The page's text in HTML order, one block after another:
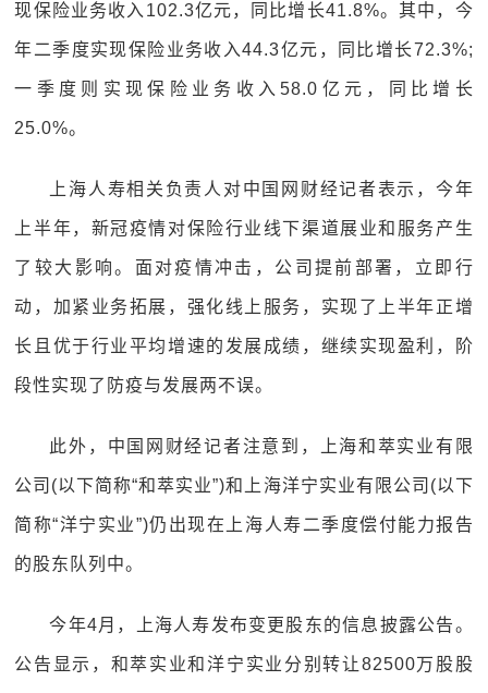
现保险业务收入102.3亿元，同比增长41.8%。其中，今
年二季度实现保险业务收入44.3亿元，同比增长72.3%;
一季度则实现保险业务收入58.0亿元，同比增长
25.0%。
上海人寿相关负责人对中国网财经记者表示，今年
上半年，新冠疫情对保险行业线下渠道展业和服务产生
了较大影响。面对疫情冲击，公司提前部署，立即行
动，加紧业务拓展，强化线上服务，实现了上半年正增
长且优于行业平均增速的发展成绩，继续实现盈利，阶
段性实现了防疫与发展两不误。
此外，中国网财经记者注意到，上海和萃实业有限
公司(以下简称“和萃实业”)和上海洋宁实业有限公司(以下
简称“洋宁实业”)仍出现在上海人寿二季度偿付能力报告
的股东队列中。
今年4月，上海人寿发布变更股东的信息披露公告。
公告显示，和萃实业和洋宁实业分别转让82500万股股